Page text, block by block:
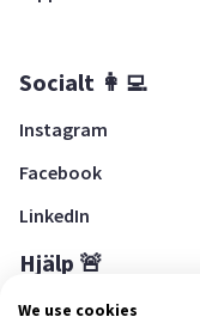
Socialt 👩‍💻
Instagram
Facebook
LinkedIn
Hjälp 🚨
Hjälpcenter
We use cookies